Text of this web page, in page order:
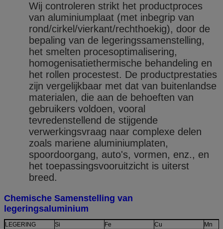
Wij controleren strikt het productproces
van aluminiumplaat (met inbegrip van
rond/cirkel/vierkant/rechthoekig), door de
bepaling van de legeringssamenstelling,
het smelten procesoptimalisering,
homogenisatiethermische behandeling en
het rollen procestest. De productprestaties
zijn vergelijkbaar met dat van buitenlandse
materialen, die aan de behoeften van
gebruikers voldoen, vooral
tevredenstellend de stijgende
verwerkingsvraag naar complexe delen
zoals mariene aluminiumplaten,
spoordoorgang, auto's, vormen, enz., en
het toepassingsvooruitzicht is uiterst
breed.
Chemische Samenstelling van
legeringsaluminium
LEGERING Si Fe Cu
Mn